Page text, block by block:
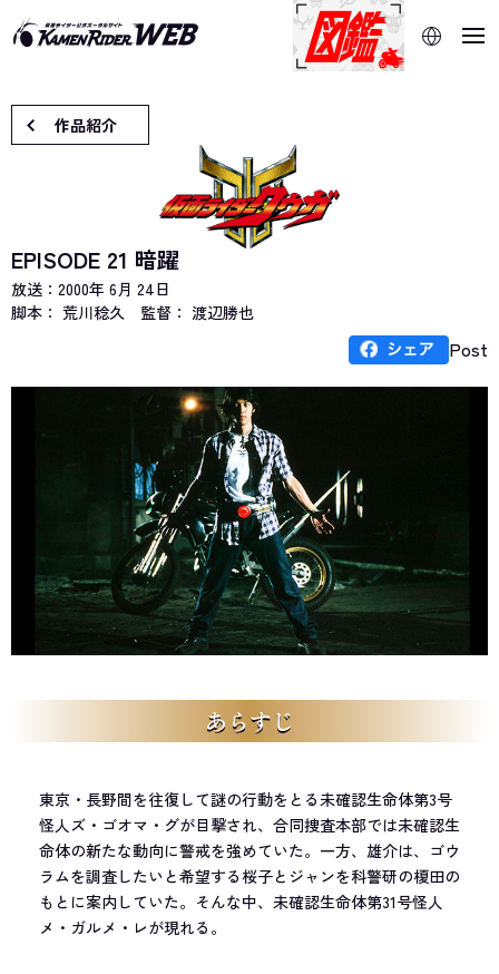
当サイトでは、機械的な自動翻訳サービスを使用していま
す。指定した言語に切り替わらないページは、ブラウザの翻
訳機能をご利用ください。
作品紹介
EPISODE 21 暗躍
放送： 2000年 6月 24日
脚本： 荒川稔久
監督： 渡辺勝也
Post
あらすじ
東京・長野間を往復して謎の行動をとる未確認生命体第3号
怪人ズ・ゴオマ・グが目撃され、合同捜査本部では未確認生
命体の新たな動向に警戒を強めていた。一方、雄介は、ゴウ
ラムを調査したいと希望する桜子とジャンを科警研の榎田の
もとに案内していた。そんな中、未確認生命体第31号怪人
メ・ガルメ・レが現れる。